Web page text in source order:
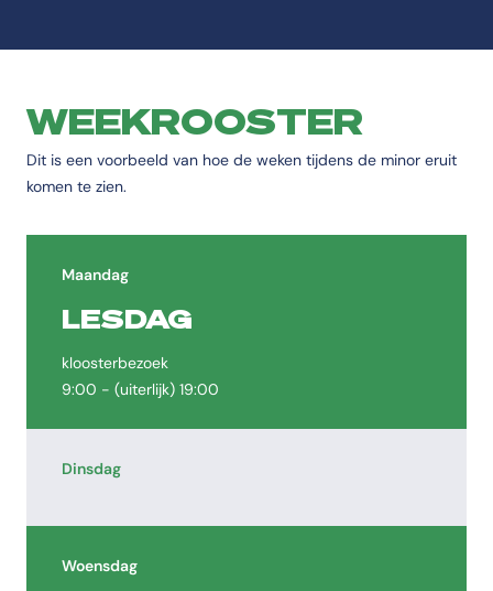
WEEKROOSTER
Dit is een voorbeeld van hoe de weken tijdens de minor eruit
komen te zien.
Maandag
LESDAG
kloosterbezoek
9:00 - (uiterlijk) 19:00
Dinsdag
Woensdag